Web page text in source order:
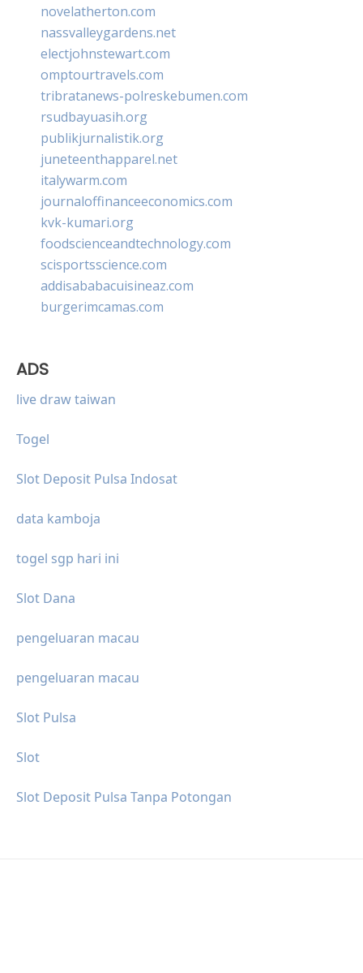
novelatherton.com
nassvalleygardens.net
electjohnstewart.com
omptourtravels.com
tribratanews-polreskebumen.com
rsudbayuasih.org
publikjurnalistik.org
juneteenthapparel.net
italywarm.com
journaloffinanceeconomics.com
kvk-kumari.org
foodscienceandtechnology.com
scisportsscience.com
addisababacuisineaz.com
burgerimcamas.com
ADS
live draw taiwan
Togel
Slot Deposit Pulsa Indosat
data kamboja
togel sgp hari ini
Slot Dana
pengeluaran macau
pengeluaran macau
Slot Pulsa
Slot
Slot Deposit Pulsa Tanpa Potongan